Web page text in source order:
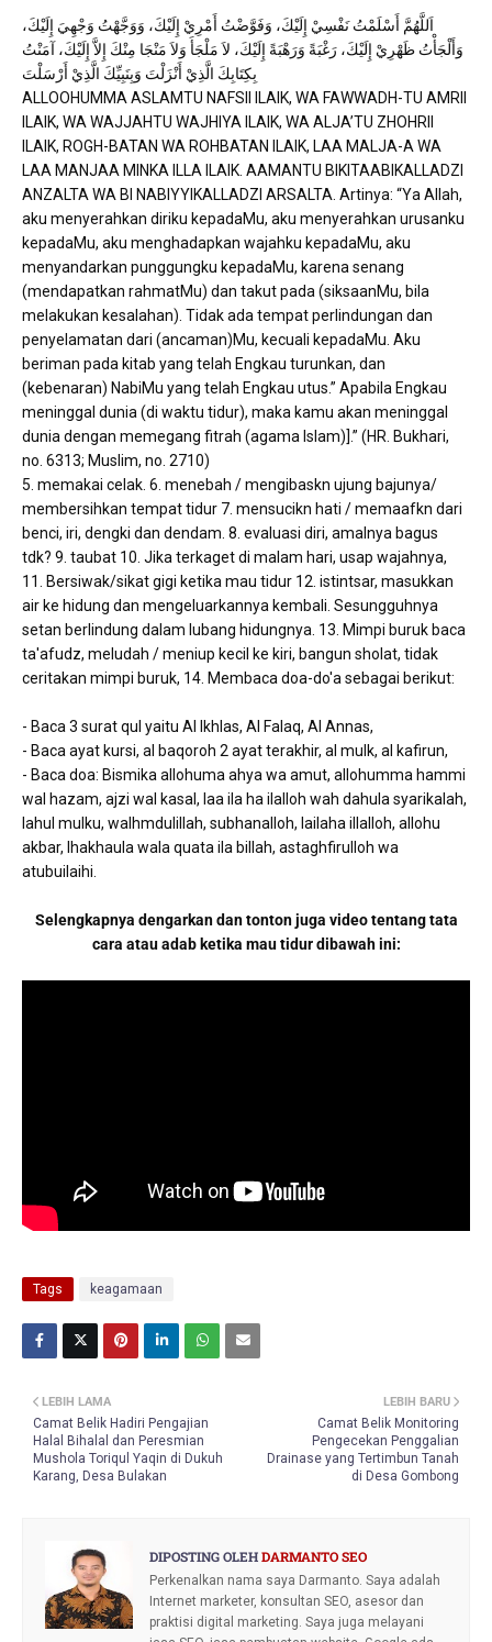
اَللَّهُمَّ أَسْلَمْتُ نَفْسِيْ إِلَيْكَ، وَفَوَّضْتُ أَمْرِيْ إِلَيْكَ، وَوَجَّهْتُ وَجْهِيَ إِلَيْكَ،
وَأَلْجَأْتُ ظَهْرِيْ إِلَيْكَ، رَغْبَةً وَرَهْبَةً إِلَيْكَ، لاَ مَلْجَأَ وَلاَ مَنْجَا مِنْكَ إِلاَّ إِلَيْكَ، آمَنْتُ
بِكِتَابِكَ الَّذِيْ أَنْزَلْتَ وَبِنَبِيِّكَ الَّذِيْ أَرْسَلْتَ
ALLOOHUMMA ASLAMTU NAFSII ILAIK, WA FAWWADH-TU AMRII
ILAIK, WA WAJJAHTU WAJHIYA ILAIK, WA ALJA’TU ZHOHRII
ILAIK, ROGH-BATAN WA ROHBATAN ILAIK, LAA MALJA-A WA
LAA MANJAA MINKA ILLA ILAIK. AAMANTU BIKITAABIKALLADZI
ANZALTA WA BI NABIYYIKALLADZI ARSALTA. Artinya: “Ya Allah,
aku menyerahkan diriku kepadaMu, aku menyerahkan urusanku
kepadaMu, aku menghadapkan wajahku kepadaMu, aku
menyandarkan punggungku kepadaMu, karena senang
(mendapatkan rahmatMu) dan takut pada (siksaanMu, bila
melakukan kesalahan). Tidak ada tempat perlindungan dan
penyelamatan dari (ancaman)Mu, kecuali kepadaMu. Aku
beriman pada kitab yang telah Engkau turunkan, dan
(kebenaran) NabiMu yang telah Engkau utus.” Apabila Engkau
meninggal dunia (di waktu tidur), maka kamu akan meninggal
dunia dengan memegang fitrah (agama Islam)].” (HR. Bukhari,
no. 6313; Muslim, no. 2710)
5. memakai celak. 6. menebah / mengibaskn ujung bajunya/
membersihkan tempat tidur 7. mensucikn hati / memaafkn dari
benci, iri, dengki dan dendam. 8. evaluasi diri, amalnya bagus
tdk? 9. taubat 10. Jika terkaget di malam hari, usap wajahnya,
11. Bersiwak/sikat gigi ketika mau tidur 12. istintsar, masukkan
air ke hidung dan mengeluarkannya kembali. Sesungguhnya
setan berlindung dalam lubang hidungnya. 13. Mimpi buruk baca
ta'afudz, meludah / meniup kecil ke kiri, bangun sholat, tidak
ceritakan mimpi buruk, 14. Membaca doa-do'a sebagai berikut:
- Baca 3 surat qul yaitu Al Ikhlas, Al Falaq, Al Annas,
- Baca ayat kursi, al baqoroh 2 ayat terakhir, al mulk, al kafirun,
- Baca doa: Bismika allohuma ahya wa amut, allohumma hammi
wal hazam, ajzi wal kasal, laa ila ha ilalloh wah dahula syarikalah,
lahul mulku, walhmdulillah, subhanalloh, lailaha illalloh, allohu
akbar, lhakhaula wala quata ila billah, astaghfirulloh wa
atubuilaihi.
Selengkapnya dengarkan dan tonton juga video tentang tata
cara atau adab ketika mau tidur dibawah ini:
Tags keagamaan
LEBIH BARU
Camat Belik Monitoring
Pengecekan Penggalian
Drainase yang Tertimbun Tanah
di Desa Gombong
LEBIH LAMA
Camat Belik Hadiri Pengajian
Halal Bihalal dan Peresmian
Mushola Toriqul Yaqin di Dukuh
Karang, Desa Bulakan
DIPOSTING OLEHDARMANTO SEO
Perkenalkan nama saya Darmanto. Saya adalah
Internet marketer, konsultan SEO, asesor dan
praktisi digital marketing. Saya juga melayani